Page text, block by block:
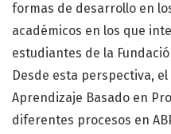
formas de desarrollo en
académicos en los que
estudiantes de la
Desde esta perspectiva,
Aprendizaje Basado en
diferentes procesos en